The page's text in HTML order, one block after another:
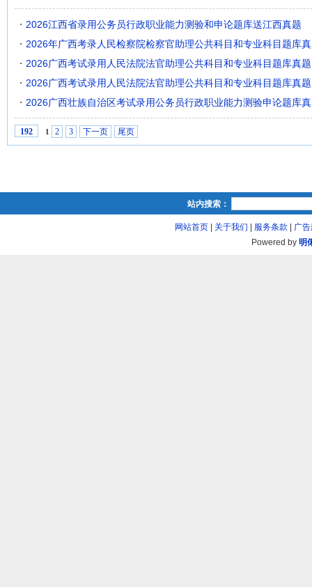
2026江西省录用公务员行政职业能力测验和申论题库送江西真题
2026年广西考录人民检察院检察官助理公共科目和专业科目题库
2026广西考试录用人民法院法官助理公共科目和专业科目题库真题
2026广西考试录用人民法院法官助理公共科目和专业科目题库真题
2026广西壮族自治区考试录用公务员行政职业能力测验申论题库
192 1 2 3 下一页 尾页
站内搜索：
网站首页| 关于我们 服务条款
广
Powered by 明